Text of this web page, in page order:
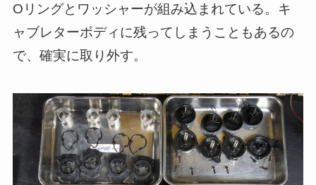
Oリングとワッシャーが組み込まれている。キ
ャブレターボディに残ってしまうこともあるの
で、確実に取り外す。